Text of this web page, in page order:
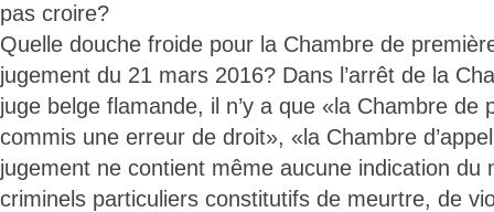
pas croire?
Quelle douche froide pour la Chambre de
jugement du 21 mars 2016? Dans l’arrêt de la
juge belge flamande, il n’y a que «la Chambre de
commis une erreur de droit», «la Chambre
jugement ne contient même aucune indication du
criminels particuliers constitutifs de meurtre, de